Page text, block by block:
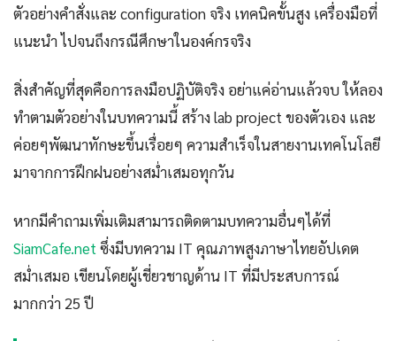
ตัวอย่างคำสั่งและ configuration จริง เทคนิคขั้นสูง เครื่องมือที่
แนะนำ ไปจนถึงกรณีศึกษาในองค์กรจริง
สิ่งสำคัญที่สุดคือการลงมือปฏิบัติจริง อย่าแค่อ่านแล้วจบ ให้ลอง
ทำตามตัวอย่างในบทความนี้ สร้าง lab project ของตัวเอง และ
ค่อยๆพัฒนาทักษะขึ้นเรื่อยๆ ความสำเร็จในสายงานเทคโนโลยี
มาจากการฝึกฝนอย่างสม่ำเสมอทุกวัน
หากมีคำถามเพิ่มเติมสามารถติดตามบทความอื่นๆได้ที่
SiamCafe.net ซึ่งมีบทความ IT คุณภาพสูงภาษาไทยอัปเดต
สม่ำเสมอ เขียนโดยผู้เชี่ยวชาญด้าน IT ที่มีประสบการณ์
มากกว่า 25 ปี